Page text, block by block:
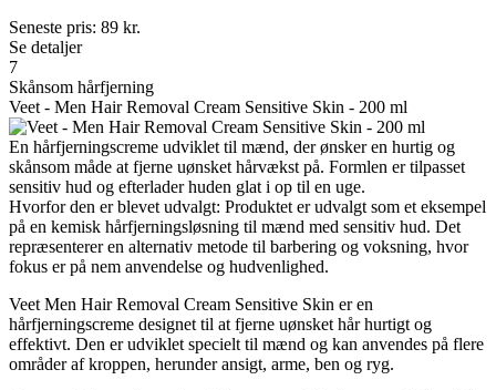
Seneste pris: 89 kr.
Se detaljer
7
Skånsom hårfjerning
Veet - Men Hair Removal Cream Sensitive Skin - 200 ml
En hårfjerningscreme udviklet til mænd, der ønsker en hurtig og
skånsom måde at fjerne uønsket hårvækst på. Formlen er tilpasset
sensitiv hud og efterlader huden glat i op til en uge.
Hvorfor den er blevet udvalgt: Produktet er udvalgt som et eksempel
på en kemisk hårfjerningsløsning til mænd med sensitiv hud. Det
repræsenterer en alternativ metode til barbering og voksning, hvor
fokus er på nem anvendelse og hudvenlighed.
Veet Men Hair Removal Cream Sensitive Skin er en
hårfjerningscreme designet til at fjerne uønsket hår hurtigt og
effektivt. Den er udviklet specielt til mænd og kan anvendes på flere
områder af kroppen, herunder ansigt, arme, ben og ryg.